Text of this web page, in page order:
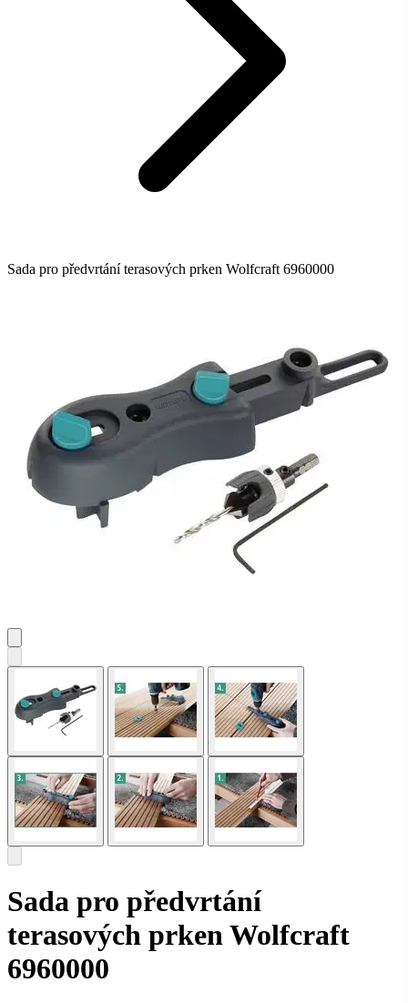
Sada pro předvrtání terasových prken Wolfcraft 6960000
Sada pro předvrtání
terasových prken Wolfcraft
6960000